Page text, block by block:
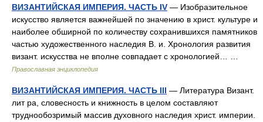
ВИЗАНТИЙСКАЯ ИМПЕРИЯ. ЧАСТЬ IV — Изобразительное
искусство является важнейшей по значению в христ. культуре и
наиболее обширной по количеству сохранившихся памятников
частью художественного наследия В. и. Хронология развития
визант. искусства не вполне совпадает с хронологией… …
Православная энциклопедия
ВИЗАНТИЙСКАЯ ИМПЕРИЯ. ЧАСТЬ III — Литература Визант.
лит ра, словесность и книжность в целом составляют
труднообозримый массив духовного наследия христ. империи.